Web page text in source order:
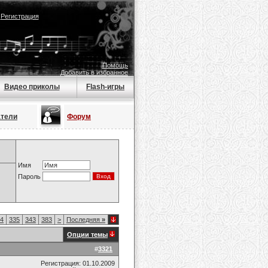
Регистрация
Помощь
Добавить в избранное
Видео приколы Flash-игры
Форум
Имя
Пароль
335 343 383 > Последняя »
Опции темы
#3321
Регистрация: 01.10.2009